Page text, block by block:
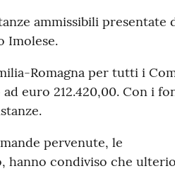
ammissibili presentate
Imolese.
Romagna per tutti i
euro 212.420,00. Con i
pervenute, le
hanno condiviso che